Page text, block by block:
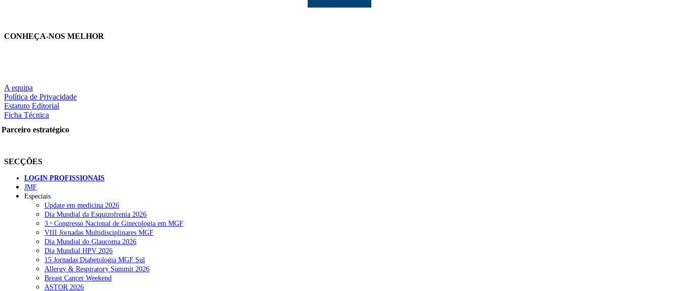
nas redes sociais:
RECENTES
Quase 11.900 jovens recorreram aos cheques psicólogo e nutricionista no primeiro mês
ULS de Coimbra estreia cirurgia endoscópica do ouvido com apoio robótico em Portugal
CONHEÇA-NOS MELHOR
A equipa
Política de Privacidade
Estatuto Editorial
Ficha Técnica
Parceiro estratégico
SECÇÕES
LOGIN PROFISSIONAIS
JMF
Especiais
Update em medicina 2026
Dia Mundial da Esquizofrenia 2026
3.ᵒ Congresso Nacional de Ginecologia em MGF
VIII Jornadas Multidisciplinares MGF
Dia Mundial do Glaucoma 2026
Dia Mundial HPV 2026
15 Jornadas Diabetologia MGF Sul
Allergy & Respiratory Summit 2026
Breast Cancer Weekend
ASTOR 2026